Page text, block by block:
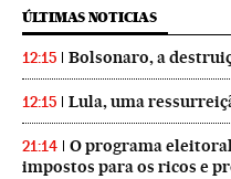
ÚLTIMAS NOTICIAS
12:15 Bolsonaro, a
12:15 Lula, uma
21:14
O programa
impostos para os ricos e